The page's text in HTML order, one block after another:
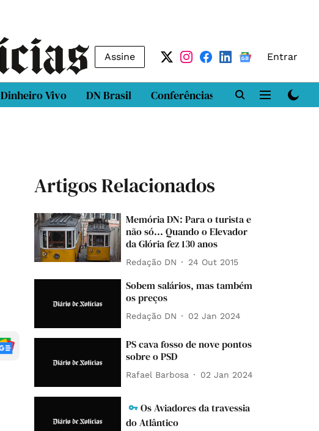
Assine Entrar
Dinheiro Vivo DN Brasil Conferências DN LAB
Artigos Relacionados
Memória DN: Para o turista e
não só... Quando o Elevador
da Glória fez 130 anos
Redação DN 24 Out 2015
Sobem salários, mas também
os preços
Redação DN 02 Jan 2024
PS cava fosso de nove pontos
sobre o PSD
Rafael Barbosa 02 Jan 2024
Os Aviadores da travessia
do Atlântico